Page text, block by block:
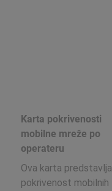
Karta pokrivenosti
mobilne mreže po
operateru
Ova karta predstavlja
pokrivenost mobilnih